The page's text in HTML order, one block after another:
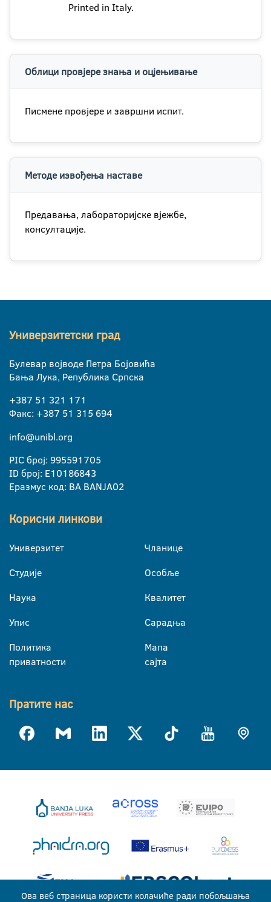
Printed in Italy.
Облици провјере знања и оцјењивање
Писмене провјере и завршни испит.
Методе извођења наставе
Предавања, лабораторијске вјежбе,
консултације.
Универзитетски град
Булевар војводе Петра Бојовића
Бања Лука, Република Српска
+387 51 321 171
Факс: +387 51 315 694
info@unibl.org
PIC број: 995591705
ID број: E10186843
Еразмус код: BA BANJA02
Корисни линкови
Универзитет
Студије
Наука
Упис
Политика
приватности
Чланице
Особље
Квалитет
Сарадња
Мапа
сајта
Пратите нас
Ова веб страница користи колачиће ради побољшања